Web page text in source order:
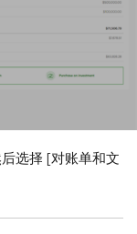
选择 [对账单和文